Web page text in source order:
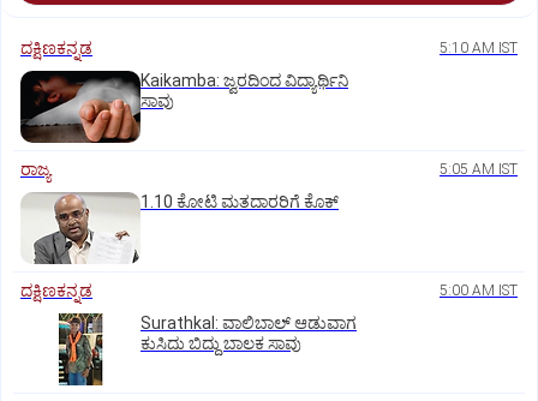
ದಕ್ಷಿಣಕನ್ನಡ 5:10 AM IST
Kaikamba: ಜ್ವರದಿಂದ ವಿದ್ಯಾರ್ಥಿನಿ
ಸಾವು
ರಾಜ್ಯ 5:05 AM IST
1.10 ಕೋಟಿ ಮತದಾರರಿಗೆ ಕೊಕ್‌
ದಕ್ಷಿಣಕನ್ನಡ 5:00 AM IST
Surathkal: ವಾಲಿಬಾಲ್ ಆಡುವಾಗ
ಕುಸಿದು ಬಿದ್ದು ಬಾಲಕ ಸಾವು